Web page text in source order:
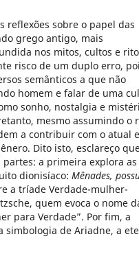
reflexões sobre o papel das
grego antigo, mais
nos mitos, cultos e
risco de um duplo erro,
semânticos a que não
homem e falar de uma
sonho, nostalgia e
mesmo assumindo o
a contribuir com o atual e
Dito isto, esclareço
a primeira explora as
dionisíaco: Mênades,
a tríade Verdade-mulher-
quem evoca o nome
para Verdade”. Por fim, a
simbologia de Ariadne, a